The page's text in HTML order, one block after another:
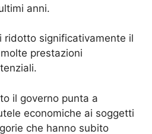
anni.
ridotto significativamente il
prestazioni
il governo punta a
economiche ai soggetti
che hanno subito